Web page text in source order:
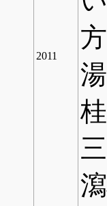
2011